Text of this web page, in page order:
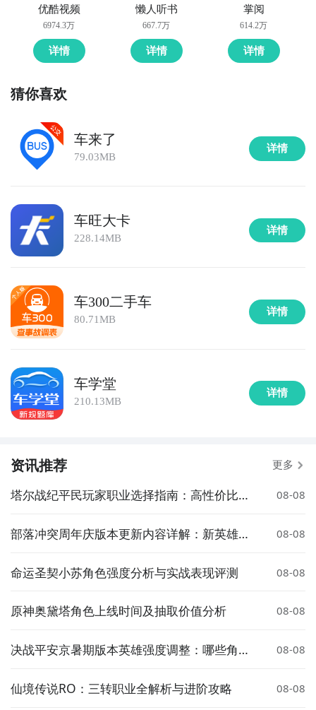
优酷视频
6974.3万
详情
懒人听书
667.7万
详情
掌阅
614.2万
详情
猜你喜欢
车来了
79.03MB
详情
车旺大卡
228.14MB
详情
车300二手车
80.71MB
详情
车学堂
210.13MB
详情
资讯推荐 更多
塔尔战纪平民玩家职业选择指南：高性价比与
08-08
部落冲突周年庆版本更新内容详解：新英雄、
08-08
命运圣契小苏角色强度分析与实战表现评测 08-08
原神奥黛塔角色上线时间及抽取价值分析 08-08
决战平安京暑期版本英雄强度调整：哪些角色
08-08
仙境传说RO：三转职业全解析与进阶攻略 08-08